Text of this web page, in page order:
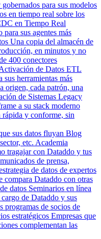
para sus modelos
en tiempo real sobre los
en Tiempo Real
sus agentes más
Una copia del almacén de
en minutos y no
400 conectores
de Datos ETL
sus herramientas más
origen, cada patrón, una
de Sistemas Legacy
a su stack moderno
rápida y conforme, sin
sus datos fluyan Blog
etc. Academia
tragajar con Dataddo y tus
de prensa,
de datos de expertos
compara Dataddo con otras
datos Seminarios en línea
de Dataddo y sus
programas de socios de
estratégicos Empresas que
complementan las